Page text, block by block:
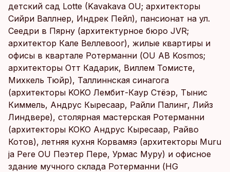
детский сад Lotte (Kavakava OU; архитекторы
Сийри Валлнер, Индрек Пейл), пансионат на ул.
Сеедри в Пярну (архитектурное бюро JVR;
архитектор Кале Веллевоог), жилые квартиры и
офисы в квартале Ротерманни (OU AB Kosmos;
архитекторы Отт Кадарик, Виллем Томисте,
Михкель Тюйр), Таллиннская синагога
(архитекторы KOKO Лембит-Каур Стёэр, Тынис
Киммель, Андрус Кыресаар, Райли Палинг, Лийз
Линдвере), столярная мастерская Ротерманни
(архитекторы KOKO Андрус Кыресаар, Райво
Котов), летняя кухня Корвамяэ (архитекторы Muru
ja Pere OU Пеэтер Пере, Урмас Муру) и офисное
здание мучного склада Ротерманни (HG